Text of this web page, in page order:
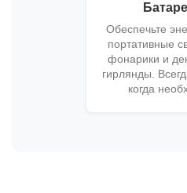
Обеспечьте
портативные
фонарики и
гирлянды.
когда